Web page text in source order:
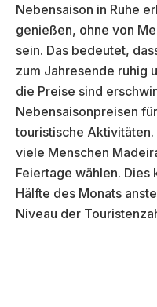
Nebensaison in Ruhe
genießen, ohne von
sein. Das bedeutet,
zum Jahresende ruhig
die Preise sind
Nebensaisonpreisen
touristische
viele Menschen
Feiertage wählen. Dies
Hälfte des Monats
Niveau der